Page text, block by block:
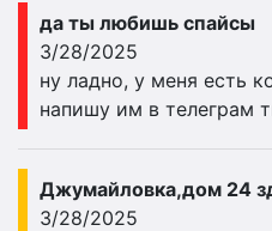
да ты любишь спайсы
3/28/2025
ну ладно, у меня есть
напишу им в телеграм
Джумайловка,дом 24
3/28/2025